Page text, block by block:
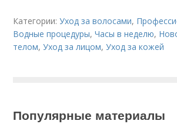
Категории:Уход за волосами,
Водные процедуры,Часы в неделю,
телом,Уход за лицом,Уход за кожей
Популярные материалы